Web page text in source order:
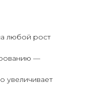
любой рост
—
увеличивает